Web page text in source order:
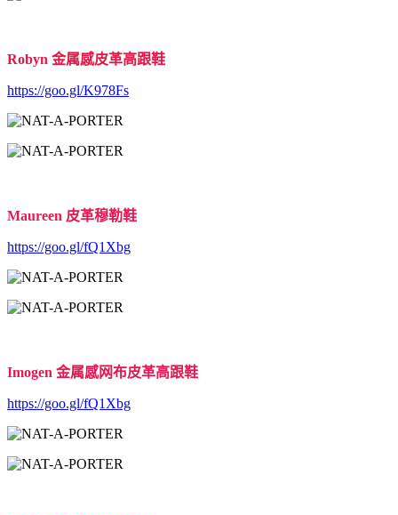
Robyn 金属感皮革高跟鞋
https://goo.gl/K978Fs
Maureen 皮革穆勒鞋
https://goo.gl/fQ1Xbg
Imogen 金属感网布皮革高跟鞋
https://goo.gl/fQ1Xbg